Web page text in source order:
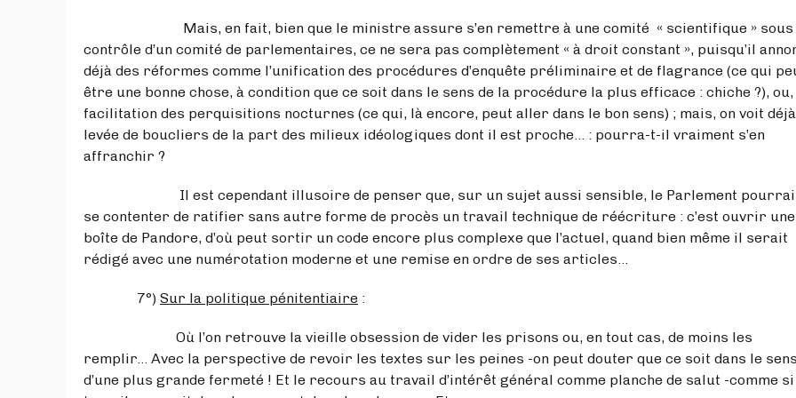
Mais, en fait, bien que le ministre assure s’en remettre à une comité « scientifique » sous
contrôle d’un comité de parlementaires, ce ne sera pas complètement « à droit constant », puisqu’il
déjà des réformes comme l’unification des procédures d’enquête préliminaire et de flagrance (ce qui
être une bonne chose, à condition que ce soit dans le sens de la procédure la plus efficace : chiche ?),
facilitation des perquisitions nocturnes (ce qui, là encore, peut aller dans le bon sens) ; mais, on voit
levée de boucliers de la part des milieux idéologiques dont il est proche… : pourra-t-il vraiment s’en
affranchir ?
Il est cependant illusoire de penser que, sur un sujet aussi sensible, le Parlement
se contenter de ratifier sans autre forme de procès un travail technique de réécriture : c’est ouvrir une
boîte de Pandore, d’où peut sortir un code encore plus complexe que l’actuel, quand bien même il serait
rédigé avec une numérotation moderne et une remise en ordre de ses articles…
7°) Sur la politique pénitentiaire :
Où l’on retrouve la vieille obsession de vider les prisons ou, en tout cas, de moins les
remplir… Avec la perspective de revoir les textes sur les peines -on peut douter que ce soit dans le sens
d’une plus grande fermeté ! Et le recours au travail d’intérêt général comme planche de salut -comme